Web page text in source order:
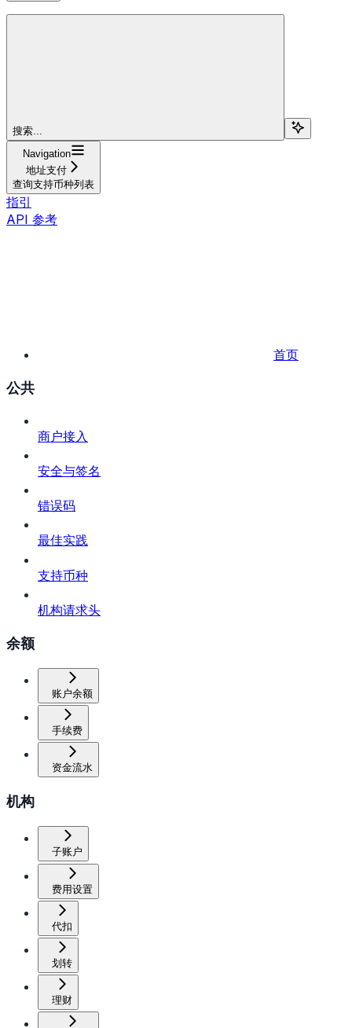
搜索...
Navigation
地址支付
查询支持币种列表
指引
API 参考
首页
公共
商户接入
安全与签名
错误码
最佳实践
支持币种
机构请求头
余额
账户余额
手续费
资金流水
机构
子账户
费用设置
代扣
划转
理财